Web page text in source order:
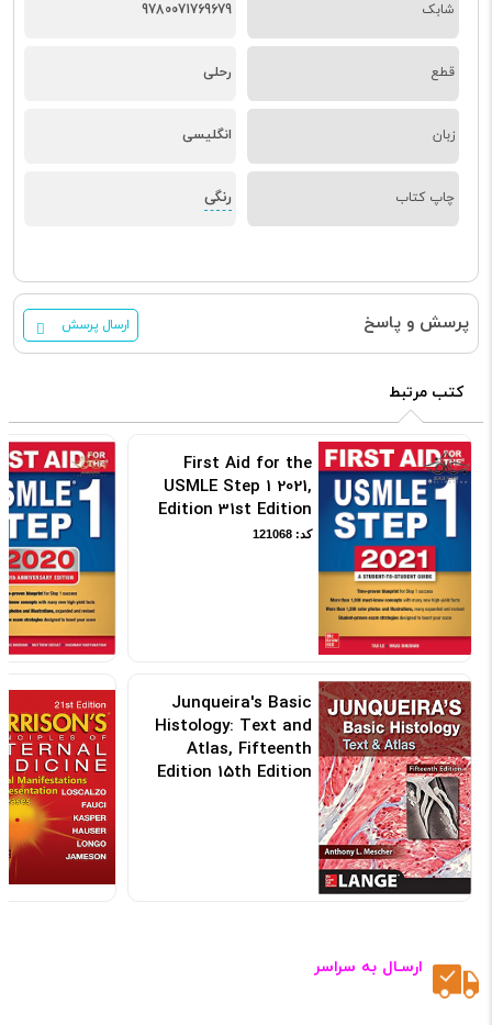
شابک 9780071769679
قطع رحلی
زبان انگلیسی
چاپ کتاب رنگی
پرسش و پاسخ ارسال پرسش
کتب مرتبط
First Aid for the
USMLE Step 1 2021,
Edition 31st Edition
کد: 121068
Junqueira's Basic
Histology: Text and
Atlas, Fifteenth
Edition 15th Edition
ارسـال به سراسر